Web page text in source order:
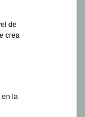
de
crea
en la